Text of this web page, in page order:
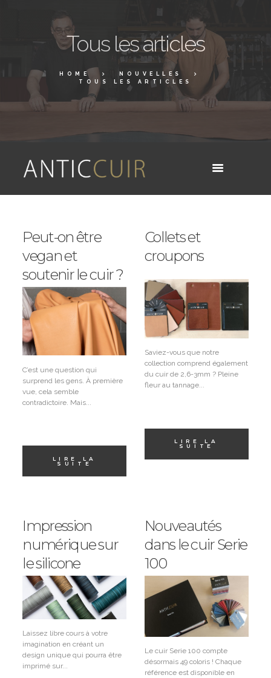
Tous les articles
HOME
NOUVELLES
TOUS LES ARTICLES
Peut-on être
vegan et
soutenir le cuir ?
C’est une question qui
surprend les gens. À première
vue, cela semble
contradictoire. Mais...
LIRE LA
SUITE
Collets et
croupons
Saviez-vous que notre
collection comprend également
du cuir de 2,6-3mm ? Pleine
fleur au tannage...
LIRE LA
SUITE
Impression
numérique sur
le silicone
Laissez libre cours à votre
imagination en créant un
design unique qui pourra être
imprimé sur...
Nouveautés
dans le cuir Serie
100
Le cuir Serie 100 compte
désormais 49 coloris ! Chaque
référence est disponible en